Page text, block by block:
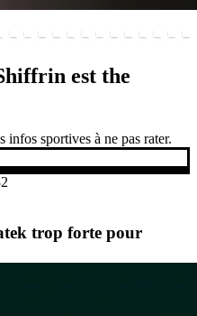
est the
infos sportives à ne pas rater.
trop forte pour